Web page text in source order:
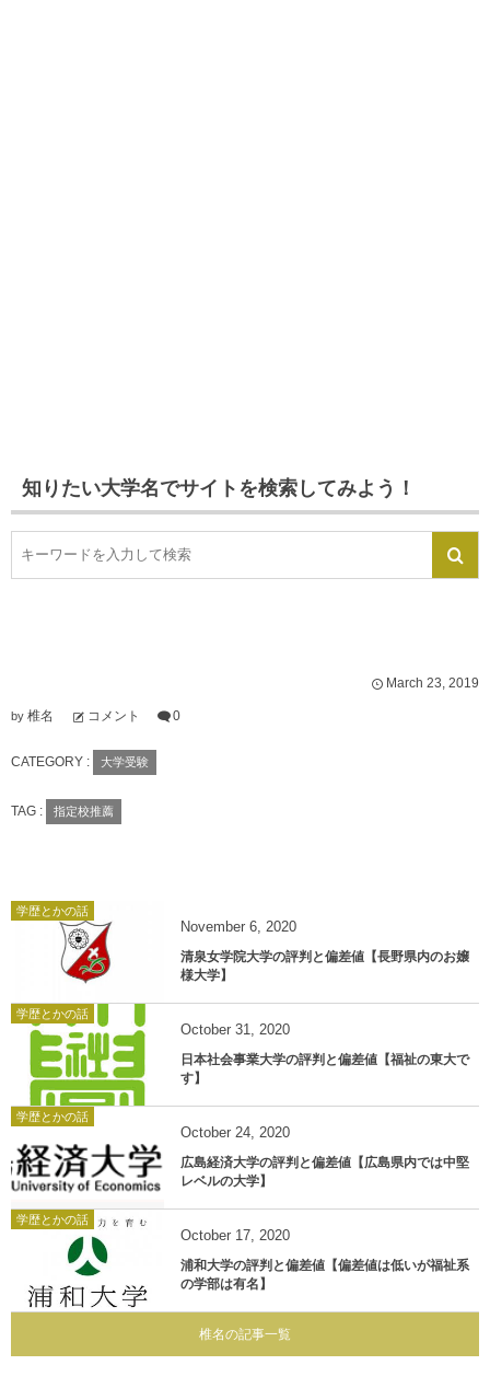
知りたい大学名でサイトを検索してみよう！
March 23, 2019
by 椎名 コメント 0
CATEGORY : 大学受験
TAG : 指定校推薦
学歴とかの話
November 6
2020
清泉女学院大学の評判と偏差値【長野県内のお嬢
様大学】
学歴とかの話
October 31
2020
日本社会事業大学の評判と偏差値【福祉の東大で
す】
学歴とかの話
October 24
2020
広島経済大学の評判と偏差値【広島県内では中堅
レベルの大学】
学歴とかの話
October 17
2020
浦和大学の評判と偏差値【偏差値は低いが福祉系
の学部は有名】
椎名の記事一覧